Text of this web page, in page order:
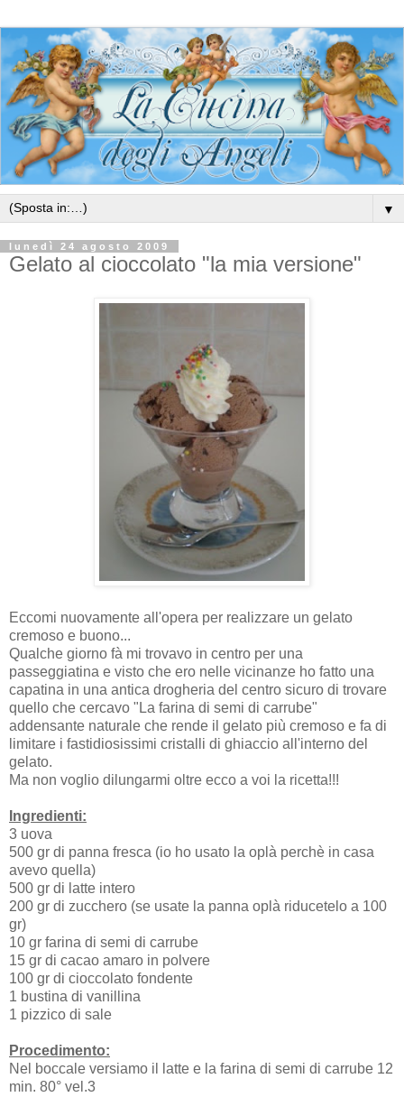
▼
lunedì 24 agosto 2009
Gelato al cioccolato "la mia versione"
Eccomi nuovamente all'opera per realizzare un gelato
cremoso e buono...
Qualche giorno fà mi trovavo in centro per una
passeggiatina e visto che ero nelle vicinanze ho fatto una
capatina in una antica drogheria del centro sicuro di trovare
quello che cercavo "La farina di semi di carrube"
addensante naturale che rende il gelato più cremoso e fa di
limitare i fastidiosissimi cristalli di ghiaccio all'interno del
gelato.
Ma non voglio dilungarmi oltre ecco a voi la ricetta!!!
Ingredienti:
3 uova
500 gr di panna fresca (io ho usato la oplà perchè in casa
avevo quella)
500 gr di latte intero
200 gr di zucchero (se usate la panna oplà riducetelo a 100
gr)
10 gr farina di semi di carrube
15 gr di cacao amaro in polvere
100 gr di cioccolato fondente
1 bustina di vanillina
1 pizzico di sale
Procedimento:
Nel boccale versiamo il latte e la farina di semi di carrube 12
min. 80° vel.3